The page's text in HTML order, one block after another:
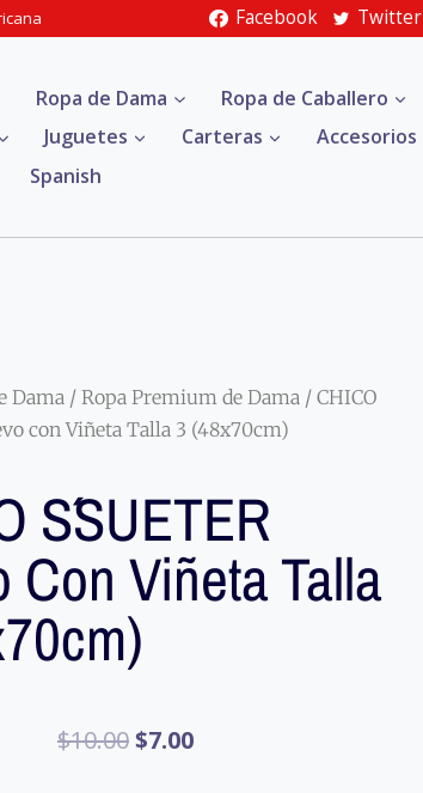
Facebook Twitter
Ropa de Dama
Ropa de Caballero
Juguetes Carteras
Accesorios
Spanish
Dama / Ropa Premium de Dama / CHICO
con Viñeta Talla 3 (48x70cm)
S´SUETER
Con Viñeta Talla
$10.00$7.00